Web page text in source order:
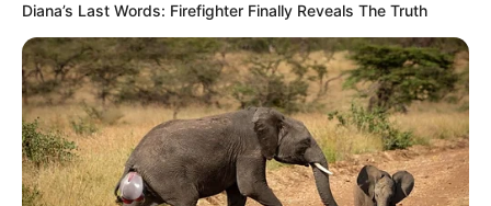
Diana’s Last Words: Firefighter Finally Reveals The Truth